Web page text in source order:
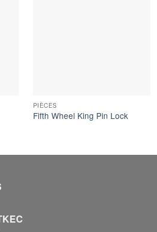
PIÈCES
Fifth Wheel King Pin Lock